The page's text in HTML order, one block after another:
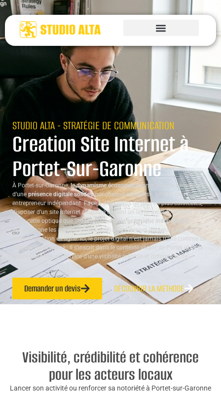
STUDIO ALTA - STRATÉGIE DE COMMUNICATION
Creation Site Internet à
Portet-Sur-Garonne
À Portet-sur-Garonne,le dynamisme économique rime avec la nécessité
d’uneprésence digitale solidepour chaque entreprise, artisan ou
entrepreneur indépendant. Face à des clients de plus en plus connectés,
disposer d’un site internet structuré devient un levier incontournable. C’est
dans cette optique que Studio ALTA,studio graphique indépendant
accompagne les acteurs locaux souhaitant donner du sens à leur
communication en ligne. Ici, le projet digital n’est jamais traité comme un
modèle standardisé : il s’inscrit dans le contexte vivant de Portet et de la
Haute-Garonne, au service d’une visibilité crédible et différenciante.
Demander un devis DÉCOUVRIR LA MÉTHODE
Visibilité, crédibilité et cohérence
pour les acteurs locaux
Lancer son activité ou renforcer sa notoriété à Portet-sur-Garonne